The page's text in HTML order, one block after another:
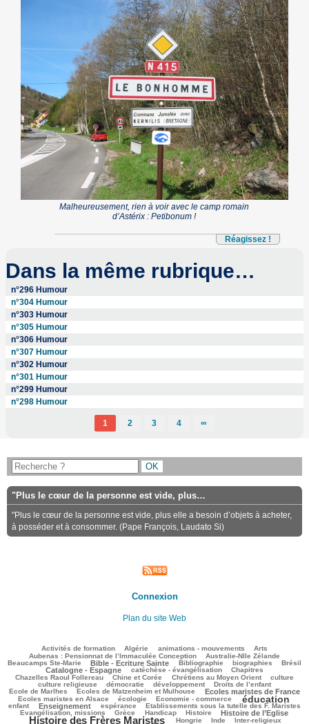
Malheureusement, rien à voir avec le camp romain
d’Astérix : Petibonum !
Réagissez !
Dans la même rubrique…
n°296 Humour
n°304 Humour
n°303 Humour
n°305 Humour
n°306 Humour
n°307 Humour
n°302 Humour
n°301 Humour
n°299 Humour
n°298 Humour
1 2 3 4 ∞
"Plus le cœur de la personne est vide, plus…
"Plus le cœur de la personne est vide, plus elle a besoin d’objets à acheter,
à posséder et à consommer. (Pape François, Laudato Si)
Connexion
Plan du site Web
Activités de formation Algérie animations - mouvements Arts
Aubenas : Pensionnat de l’Immaculée Conception
50/3525 Australie-Nlle Zélande
85/3525
Beaucamps Ste-Marie
954/3525 Bible - Ecriture Sainte
95/3525 Bibliographie
620/3525 biographies
134/3525 Brésil
894/3525
Catalogne - Espagne catéchèse - évangélisation Chapitres
Chazelles Raoul Follereau
141/3525 Chine et Corée
253/3525 Chrétiens au Moyen Orient
551/3525 culture
46/3525
culture religieuse
démocratie développement Droits de l’enfant
Ecole de Marlhes
148/3525 Ecoles de Matzenheim et Mulhouse
990/3525 Ecoles maristes de France
273/3525
Ecoles maristes en Alsace
632/3525 écologie
214/3525 Economie - commerce
2066/3525 éducation
189/3525
enfant
1103/3525 Enseignement
285/3525 espérance
61/3525 Etablissements sous la tutelle des F. Maristes
344/3525
Evangélisation, missions
727/3525 Grèce
177/3525 Handicap
302/3525 Histoire
906/3525 Histoire de l’Eglise
2367/3525
Histoire des Frères Maristes
157/3525 Hongrie Inde
225/3525 Inter-religieux
233/3525